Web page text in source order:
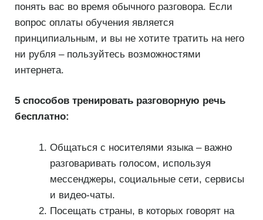
понять вас во время обычного разговора. Если
вопрос оплаты обучения является
принципиальным, и вы не хотите тратить на него
ни рубля – пользуйтесь возможностями
интернета.
5 способов тренировать разговорную речь
бесплатно:
Общаться с носителями языка – важно
разговаривать голосом, используя
мессенджеры, социальные сети, сервисы
и видео-чаты.
Посещать страны, в которых говорят на